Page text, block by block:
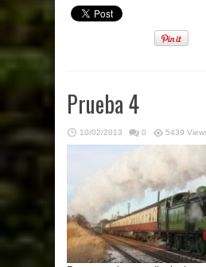
Prueba 4
10/02/2013 0 5439